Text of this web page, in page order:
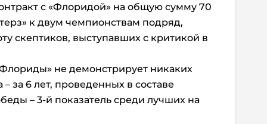
с «Флоридой» на общую сумму 70
к двум чемпионствам подряд,
скептиков, выступавших с критикой в
не демонстрирует никаких
за 6 лет, проведенных в составе
– 3-й показатель среди лучших на